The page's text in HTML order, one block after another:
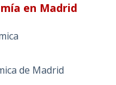
en Madrid
de Madrid